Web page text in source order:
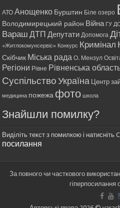
АТО Анощенко Бурштин Біле озеро
Володимирецький район Війна ГУ
Вараш ДТП Депутати Допомога
«Житлокомунсервіс» Конкурс Кримінал
Скібчик Міська рада О. Мензул
Регіони Рівне Рівненська
Суспільство Україна Центр
медицина пожежа фото школа
Знайшли помилку?
Виділіть текст з помилкою і натисніть
посилання
За повного чи часткового
гіперпосилання